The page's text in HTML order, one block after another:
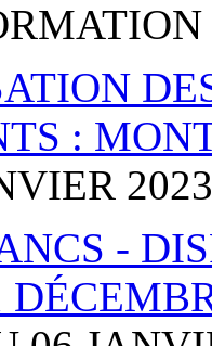
:
2023
-